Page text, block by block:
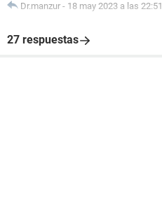
Dr.manzur - 18 may 2023 a las 22:51
27 respuestas